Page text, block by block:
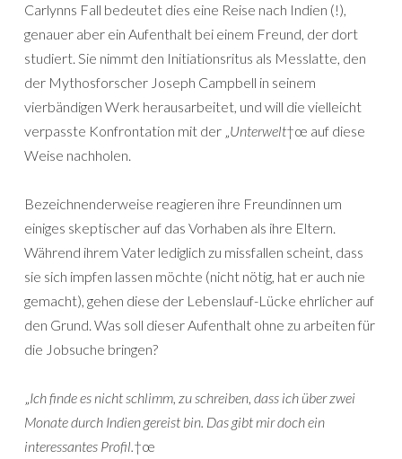
Carlynns Fall bedeutet dies eine Reise nach Indien (!),
genauer aber ein Aufenthalt bei einem Freund, der dort
studiert. Sie nimmt den Initiationsritus als Messlatte, den
der Mythosforscher Joseph Campbell in seinem
vierbändigen Werk herausarbeitet, und will die vielleicht
verpasste Konfrontation mit der „Unterwelt†œ auf diese
Weise nachholen.
Bezeichnenderweise reagieren ihre Freundinnen um
einiges skeptischer auf das Vorhaben als ihre Eltern.
Während ihrem Vater lediglich zu missfallen scheint, dass
sie sich impfen lassen möchte (nicht nötig, hat er auch nie
gemacht), gehen diese der Lebenslauf-Lücke ehrlicher auf
den Grund. Was soll dieser Aufenthalt ohne zu arbeiten für
die Jobsuche bringen?
„Ich finde es nicht schlimm, zu schreiben, dass ich über zwei
Monate durch Indien gereist bin. Das gibt mir doch ein
interessantes Profil.†œ